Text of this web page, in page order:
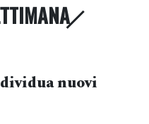
nuovi